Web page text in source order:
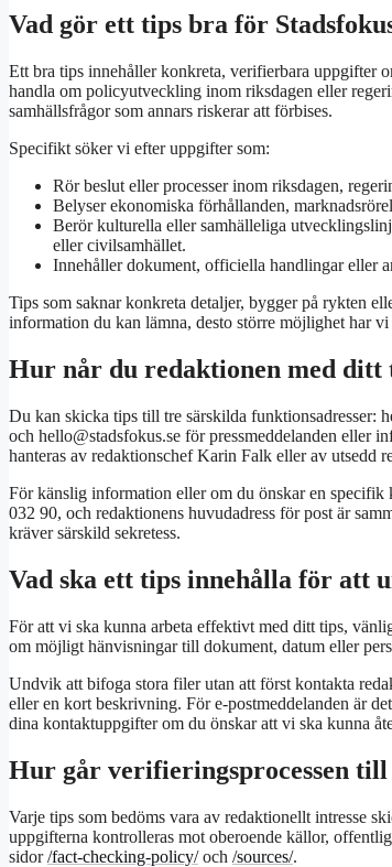
Vad gör ett tips bra för
Ett bra tips innehåller konkreta, verifierbara uppgifter
handla om policyutveckling inom riksdagen eller
samhällsfrågor som annars riskerar att förbises.
Specifikt söker vi efter uppgifter som:
Rör beslut eller processer inom riksdagen,
Belyser ekonomiska förhållanden,
Berör kulturella eller samhälleliga
eller civilsamhället.
Innehåller dokument, officiella handlingar eller
Tips som saknar konkreta detaljer, bygger på rykten
information du kan lämna, desto större möjlighet har
Hur når du redaktionen med ditt
Du kan skicka tips till tre särskilda funktionsadresser:
och hello@stadsfokus.se för pressmeddelanden eller
hanteras av redaktionschef Karin Falk eller av utsedd
För känslig information eller om du önskar en
032 90, och redaktionens huvudadress för post är
kräver särskild sekretess.
Vad ska ett tips innehålla för att
För att vi ska kunna arbeta effektivt med ditt tips,
om möjligt hänvisningar till dokument, datum eller
Undvik att bifoga stora filer utan att först kontakta
eller en kort beskrivning. För e-postmeddelanden är
dina kontaktuppgifter om du önskar att vi ska kunna
Hur går verifieringsprocessen till
Varje tips som bedöms vara av redaktionellt intresse
uppgifterna kontrolleras mot oberoende källor,
sidor/fact-checking-policy/och /sources/.